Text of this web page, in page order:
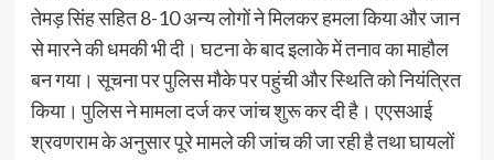
तेमड़ सिंह सहित 8-10 अन्य लोगों ने मिलकर हमला किया और जान
से मारने की धमकी भी दी। घटना के बाद इलाके में तनाव का माहौल
बन गया। सूचना पर पुलिस मौके पर पहुंची और स्थिति को नियंत्रित
किया। पुलिस ने मामला दर्ज कर जांच शुरू कर दी है। एएसआई
श्रवणराम के अनुसार पूरे मामले की जांच की जा रही है तथा घायलों